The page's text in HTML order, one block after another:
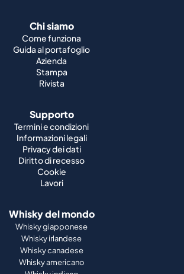
Chi siamo
Come funziona
Guida al portafoglio
Azienda
Stampa
Rivista
Supporto
Termini e condizioni
Informazioni legali
Privacy dei dati
Diritto di recesso
Cookie
Lavori
Whisky del mondo
Whisky giapponese
Whisky irlandese
Whisky canadese
Whisky americano